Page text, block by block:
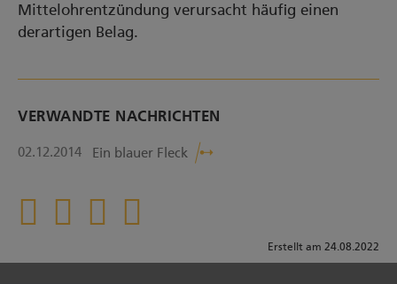
Mittelohrentzündung verursacht häufig einen
derartigen Belag.
VERWANDTE NACHRICHTEN
02.12.2014 Ein blauer Fleck
Erstellt am 24.08.2022